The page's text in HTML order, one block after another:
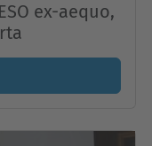
ex-aequo,